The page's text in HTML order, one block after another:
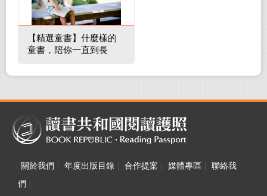
【精選童書】什麼樣的
童書，陪你一直到長
關於我們 年度出版目錄 合作提案 媒體專區
聯絡我
們